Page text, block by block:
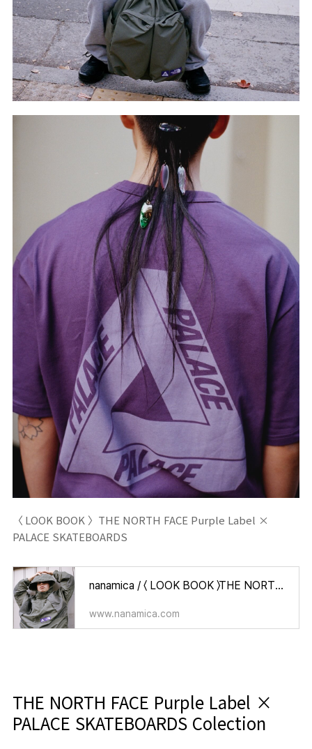
〈 LOOK BOOK 〉THE NORTH FACE Purple Label ×
PALACE SKATEBOARDS
nanamica / 〈 LOOK BOOK 〉THE NORTH FACE Purple Label × PALACE SKATEBOARDS
www.nanamica.com
THE NORTH FACE Purple Label ×
PALACE SKATEBOARDS Colection